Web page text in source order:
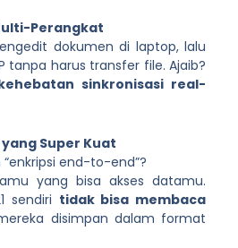
Perangkat
dokumen di laptop, lalu
tanpa harus transfer file. Ajaib?
sinkronisasi real-
Super Kuat
end-to-end”?
yang bisa akses datamu.
sendiri tidak bisa membaca
disimpan dalam format